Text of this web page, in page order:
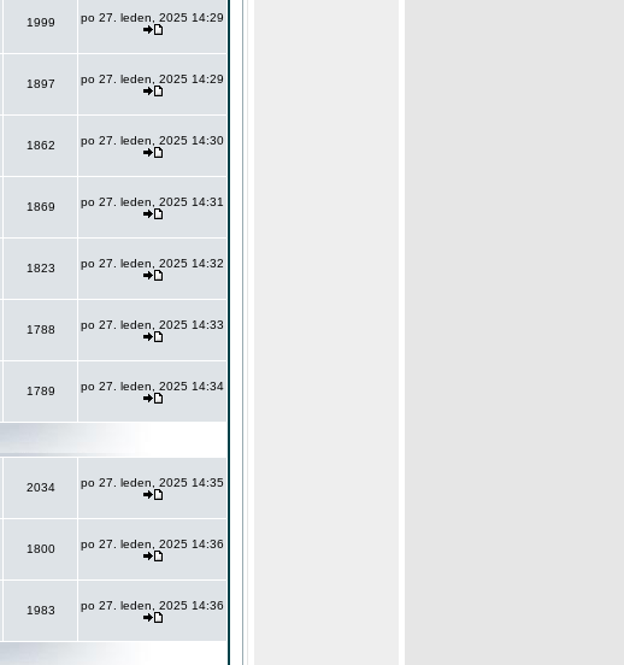
1999 po 27. leden, 2025 14:29
1897 po 27. leden, 2025 14:29
1862 po 27. leden, 2025 14:30
1869 po 27. leden, 2025 14:31
1823 po 27. leden, 2025 14:32
1788 po 27. leden, 2025 14:33
1789 po 27. leden, 2025 14:34
2034 po 27. leden, 2025 14:35
1800 po 27. leden, 2025 14:36
1983 po 27. leden, 2025 14:36